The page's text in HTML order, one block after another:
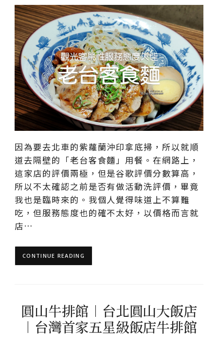
因為要去北車的紫蘿蘭沖印拿底掃，所以就順
道去隔壁的「老台客食麵」用餐。在網路上，
這家店的評價兩極，但是谷歌評價分數算高，
所以不太確認之前是否有做活動洗評價，畢竟
我也是臨時來的。我個人覺得味道上不算難
吃，但服務態度也的確不太好，以價格而言就
店…
CONTINUE READING
圓山牛排館︱台北圓山大飯店
︱台灣首家五星級飯店牛排館